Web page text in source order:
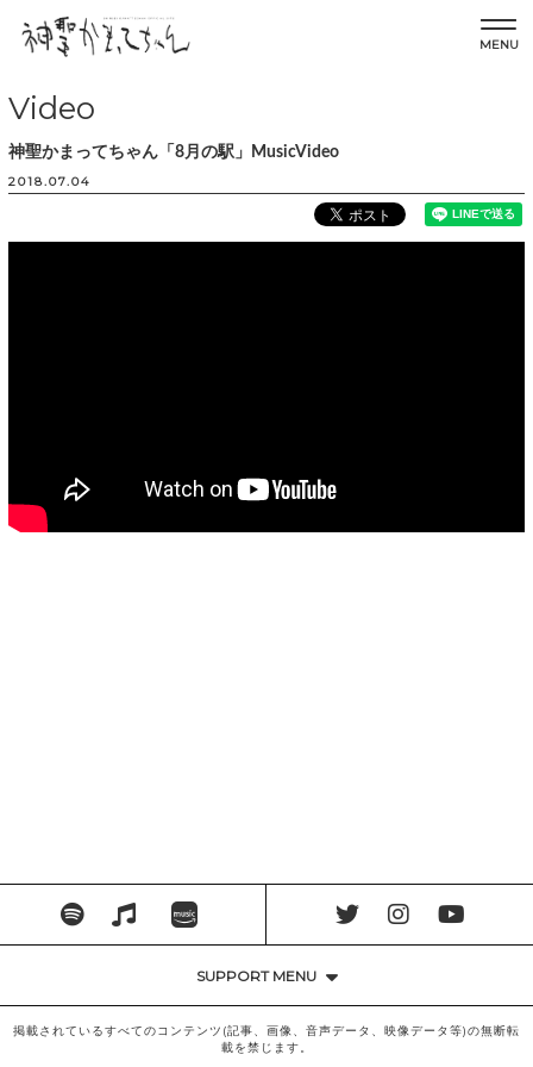
MENU
Video
神聖かまってちゃん「8月の駅」MusicVideo
2018.07.04
SUPPORT MENU
掲載されているすべてのコンテンツ(記事、画像、音声データ、映像データ等)の無断転
載を禁じます。